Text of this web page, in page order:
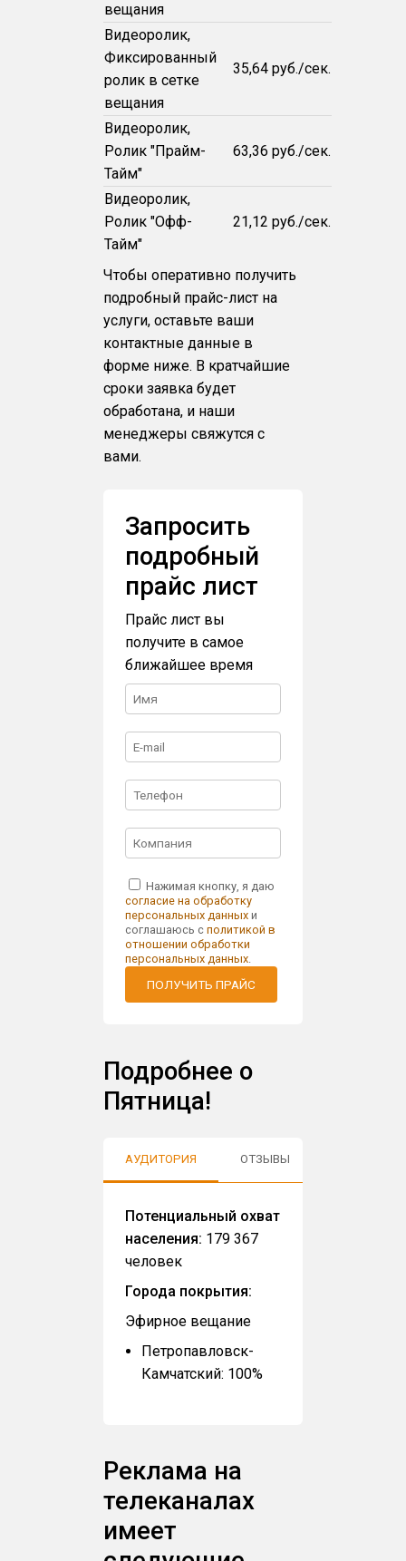
вещания
Видеоролик,
Фиксированный
ролик в сетке
вещания
35,64 руб./сек.
Видеоролик,
Ролик "Прайм-
Тайм"
63,36 руб./сек.
Видеоролик,
Ролик "Офф-
Тайм"
21,12 руб./сек.
Чтобы оперативно получить
подробный прайс-лист на
услуги, оставьте ваши
контактные данные в
форме ниже. В кратчайшие
сроки заявка будет
обработана, и наши
менеджеры свяжутся с
вами.
Запросить
подробный
прайс лист
Прайс лист вы
получите в самое
ближайшее время
Нажимая кнопку, я даю
согласие на обработку
персональных данных и
соглашаюсь сполитикой в
отношении обработки
персональных данных.
ПОЛУЧИТЬ ПРАЙС
Подробнее о
Пятница!
АУДИТОРИЯ ОТЗЫВЫ
Потенциальный охват
населения: 179 367
человек
Города покрытия:
Эфирное вещание
Петропавловск-
Камчатский: 100%
Реклама на
телеканалах
имеет